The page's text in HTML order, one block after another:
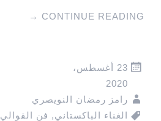
CONTINUE READING
→
23 أغسطس،
2020
رامز رمضان النويصري
الغناء الباكستاني, فن القوالي